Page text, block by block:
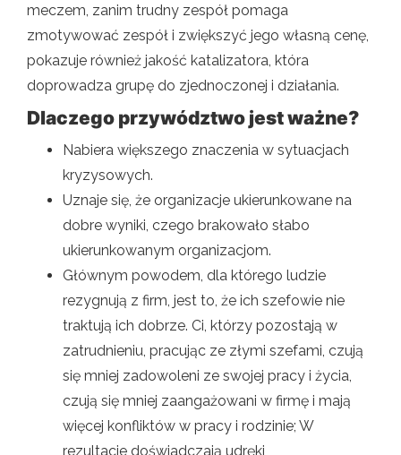
meczem, zanim trudny zespół pomaga
zmotywować zespół i zwiększyć jego własną cenę,
pokazuje również jakość katalizatora, która
doprowadza grupę do zjednoczonej i działania.
Dlaczego przywództwo jest ważne?
Nabiera większego znaczenia w sytuacjach
kryzysowych.
Uznaje się, że organizacje ukierunkowane na
dobre wyniki, czego brakowało słabo
ukierunkowanym organizacjom.
Głównym powodem, dla którego ludzie
rezygnują z firm, jest to, że ich szefowie nie
traktują ich dobrze. Ci, którzy pozostają w
zatrudnieniu, pracując ze złymi szefami, czują
się mniej zadowoleni ze swojej pracy i życia,
czują się mniej zaangażowani w firmę i mają
więcej konfliktów w pracy i rodzinie; W
rezultacie doświadczają udręki